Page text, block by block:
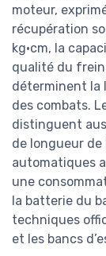
moteur,
récupération
kg·cm, la
qualité du
déterminent la
des combats.
distinguent
de longueur
automatiques
une
la batterie du
techniques
et les bancs